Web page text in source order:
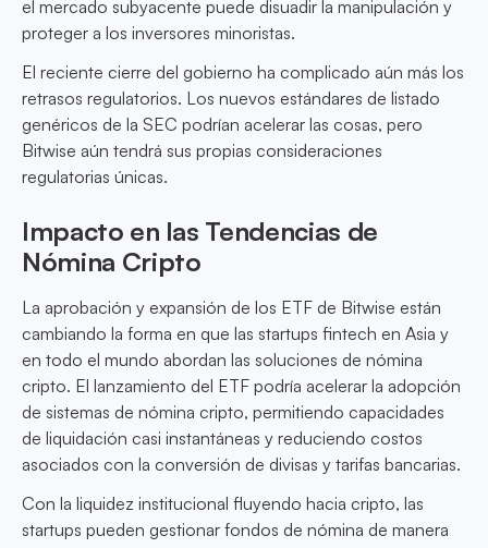
el mercado subyacente puede disuadir la manipulación y
proteger a los inversores minoristas.
El reciente cierre del gobierno ha complicado aún más los
retrasos regulatorios. Los nuevos estándares de listado
genéricos de la SEC podrían acelerar las cosas, pero
Bitwise aún tendrá sus propias consideraciones
regulatorias únicas.
Impacto en las Tendencias de
Nómina Cripto
La aprobación y expansión de los ETF de Bitwise están
cambiando la forma en que las startups fintech en Asia y
en todo el mundo abordan las soluciones de nómina
cripto. El lanzamiento del ETF podría acelerar la adopción
de sistemas de nómina cripto, permitiendo capacidades
de liquidación casi instantáneas y reduciendo costos
asociados con la conversión de divisas y tarifas bancarias.
Con la liquidez institucional fluyendo hacia cripto, las
startups pueden gestionar fondos de nómina de manera